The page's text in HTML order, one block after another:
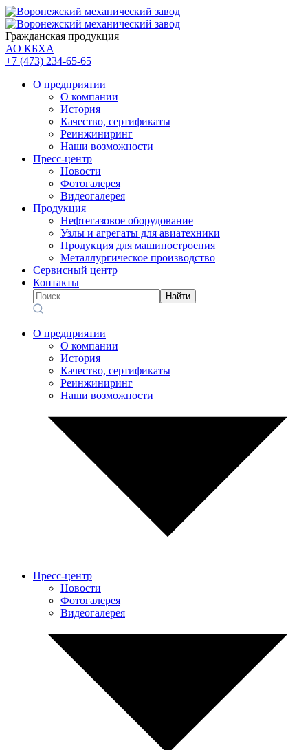
Гражданская продукция
АО КБХА
+7 (473) 234-65-65
О предприятии
О компании
История
Качество, сертификаты
Реинжиниринг
Наши возможности
Пресс-центр
Новости
Фотогалерея
Видеогалерея
Продукция
Нефтегазовое оборудование
Узлы и агрегаты для авиатехники
Продукция для машиностроения
Металлургическое производство
Сервисный центр
Контакты
Найти
О предприятии
О компании
История
Качество, сертификаты
Реинжиниринг
Наши возможности
Пресс-центр
Новости
Фотогалерея
Видеогалерея